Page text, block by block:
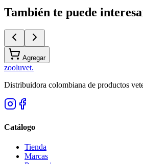
También te puede
Agregar
zooluvet.
Distribuidora colombiana de productos
Catálogo
Tienda
Marcas